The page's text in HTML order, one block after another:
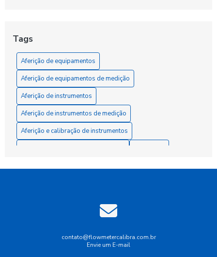
Tags
Aferição de equipamentos
Aferição de equipamentos de medição
Aferição de instrumentos
Aferição de instrumentos de medição
Aferição e calibração de instrumentos
Calibração de equipamentos de medição
Calibração de fluxômetrocontato@flowmetercalibra.com.br
Envie um E-mail